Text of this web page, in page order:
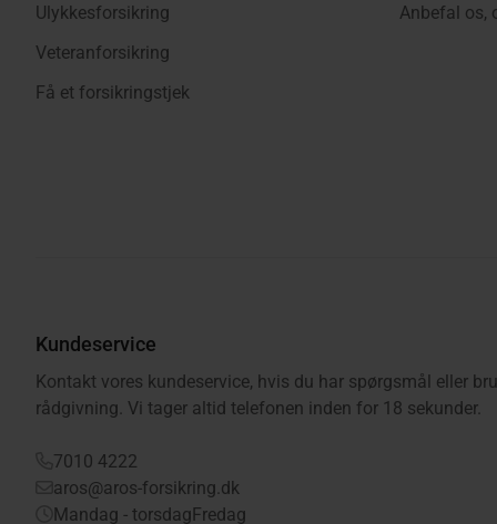
Ulykkesforsikring
Veteranforsikring
Få et forsikringstjek
Anbefal os,
Kundeservice
Kontakt vores kundeservice, hvis du har spørgsmål eller
rådgivning. Vi tager altid telefonen inden for 18 sekunder.
7010 4222
aros@aros-forsikring.dk
Mandag - torsdagFredag